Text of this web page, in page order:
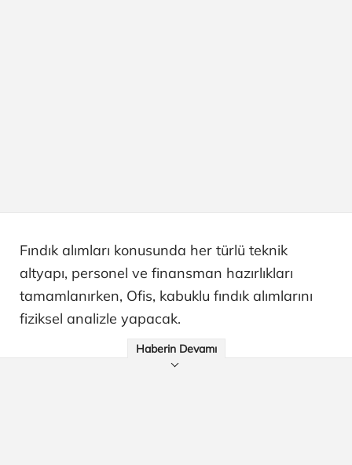
Fındık alımları konusunda her türlü teknik
altyapı, personel ve finansman hazırlıkları
tamamlanırken, Ofis, kabuklu fındık alımlarını
fiziksel analizle yapacak.
Haberin Devamı